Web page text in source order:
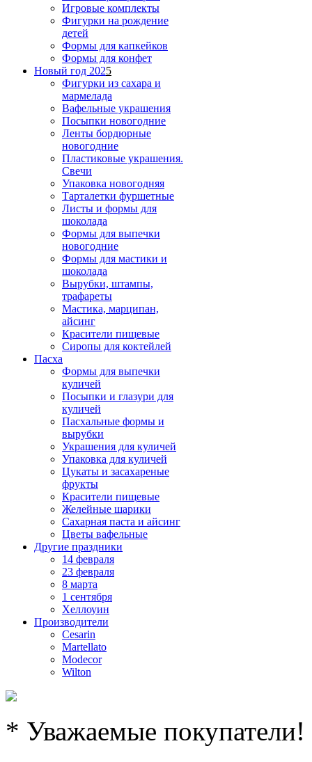
Игровые комплекты
Фигурки на рождение
детей
Формы для капкейков
Формы для конфет
Новый год 2025
Фигурки из сахара и
мармелада
Вафельные украшения
Посыпки новогодние
Ленты бордюрные
новогодние
Пластиковые украшения.
Свечи
Упаковка новогодняя
Тарталетки фуршетные
Листы и формы для
шоколада
Формы для выпечки
новогодние
Формы для мастики и
шоколада
Вырубки, штампы,
трафареты
Мастика, марципан,
айсинг
Красители пищевые
Сиропы для коктейлей
Пасха
Формы для выпечки
куличей
Посыпки и глазури для
куличей
Пасхальные формы и
вырубки
Украшения для куличей
Упаковка для куличей
Цукаты и засахареные
фрукты
Красители пищевые
Желейные шарики
Сахарная паста и айсинг
Цветы вафельные
Другие праздники
14 февраля
23 февраля
8 марта
1 сентября
Хеллоуин
Производители
Cesarin
Martellato
Modecor
Wilton
* Уважаемые покупатели!